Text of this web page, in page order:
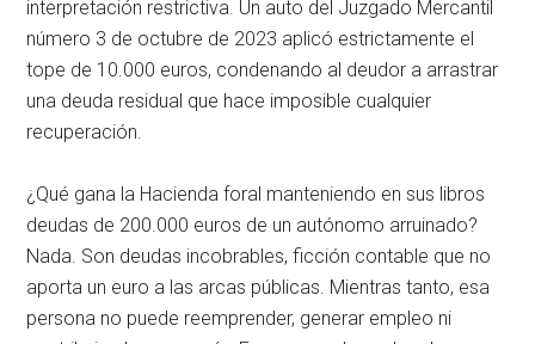
interpretación restrictiva . Un auto del Juzgado Mercantil
número 3 de octubre de 2023 aplicó estrictamente el
tope de 10.000 euros, condenando al deudor a arrastrar
una deuda residual que hace imposible cualquier
recuperación
¿Qué gana la Hacienda foral manteniendo en sus libros
deudas de 200.000 euros de un autónomo arruinado?
Nada . Son deudas incobrables, ficción contable que no
aporta un euro a las arcas públicas . Mientras tanto, esa
persona no puede reemprender, generar empleo ni